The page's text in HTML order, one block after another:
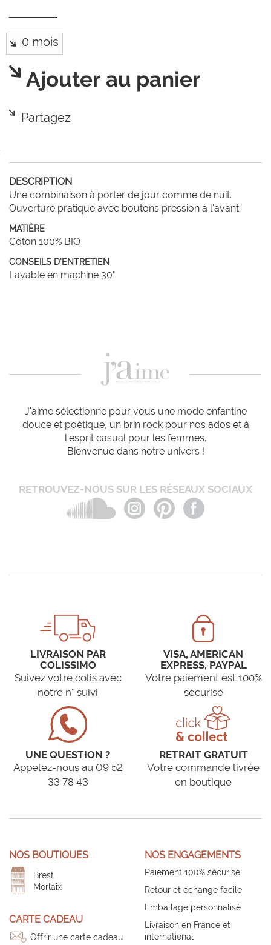
Ajouter au panier
Partagez
DESCRIPTION
Une combinaison à porter de jour comme de nuit.
Ouverture pratique avec boutons pression à l'avant.
MATIÈRE
Coton 100% BIO
CONSEILS D'ENTRETIEN
Lavable en machine 30°
J'aime sélectionne pour vous une mode enfantine
douce et poétique, un brin rock pour nos ados et à
l'esprit casual pour les femmes.
Bienvenue dans notre univers !
RETROUVEZ-NOUS SUR LES RÉSEAUX SOCIAUX
LIVRAISON PAR
COLISSIMO
Suivez votre colis avec
notre n° suivi
VISA, AMERICAN
EXPRESS, PAYPAL
Votre paiement est 100%
sécurisé
UNE QUESTION ?
Appelez-nous au 09 52
33 78 43
RETRAIT GRATUIT
Votre commande livrée
en boutique
NOS BOUTIQUES
Brest
Morlaix
CARTE CADEAU
Offrir une carte cadeau
NOS ENGAGEMENTS
Paiement 100% sécurisé
Retour et échange facile
Emballage personnalisé
Livraison en France et
international